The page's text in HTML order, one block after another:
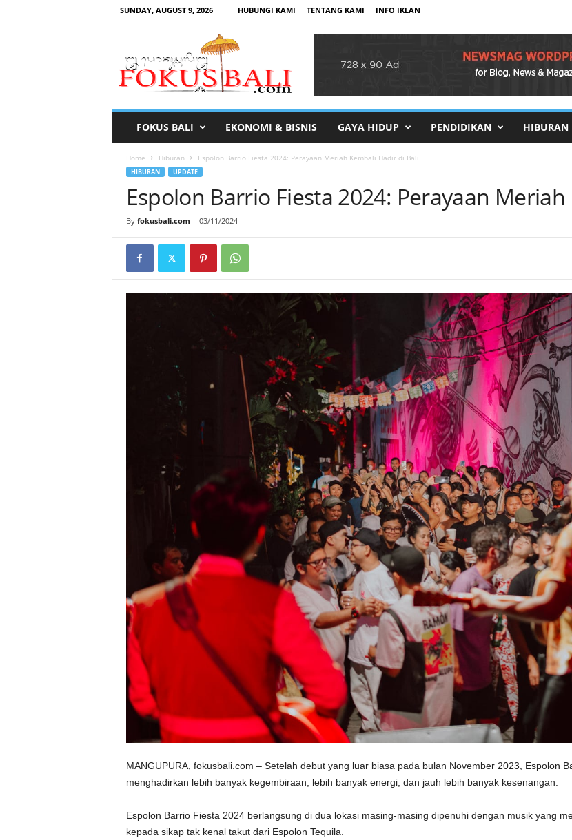
SUNDAY, AUGUST 9, 2026 HUBUNGI KAMI TENTANG KAMI INFO IKLAN
FOKUS BALI EKONOMI & BISNIS GAYA HIDUP PENDIDIKAN HIBURAN
Home Hiburan Espolon Barrio Fiesta 2024: Perayaan Meriah Kembali Hadir di Bali
HIBURAN UPDATE
Espolon Barrio Fiesta 2024: Perayaan
By fokusbali.com - 03/11/2024
MANGUPURA, fokusbali.com – Setelah debut yang luar biasa pada bulan November 2023, Espolon
menghadirkan lebih banyak kegembiraan, lebih banyak energi, dan jauh lebih banyak kesenangan.
Espolon Barrio Fiesta 2024 berlangsung di dua lokasi masing-masing dipenuhi dengan musik yang
kepada sikap tak kenal takut dari Espolon Tequila.